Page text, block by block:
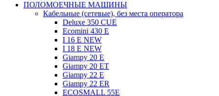
ПОЛОМОЕЧНЫЕ МАШИНЫ
Кабельные (сетевые), без места оператора
Deluxe 350 CUE
Ecomini 430 Е
I 16 E NEW
I 18 E NEW
Giampy 20 E
Giampy 20 EТ
Giampy 22 E
Giampy 22 ER
ECOSMALL 55E